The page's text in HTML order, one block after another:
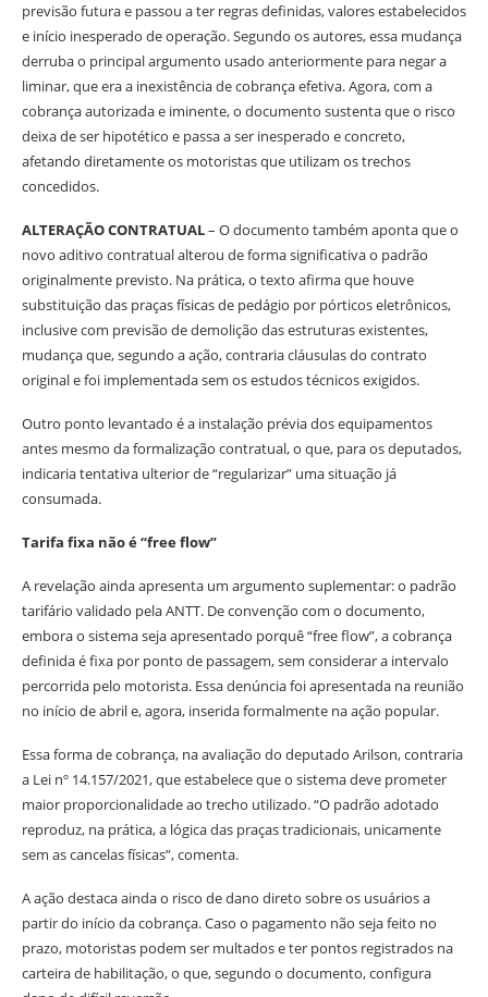
previsão futura e passou a ter regras definidas, valores estabelecidos
e início inesperado de operação. Segundo os autores, essa mudança
derruba o principal argumento usado anteriormente para negar a
liminar, que era a inexistência de cobrança efetiva. Agora, com a
cobrança autorizada e iminente, o documento sustenta que o risco
deixa de ser hipotético e passa a ser inesperado e concreto,
afetando diretamente os motoristas que utilizam os trechos
concedidos.
ALTERAÇÃO CONTRATUAL– O documento também aponta que o
novo aditivo contratual alterou de forma significativa o padrão
originalmente previsto. Na prática, o texto afirma que houve
substituição das praças físicas de pedágio por pórticos eletrônicos,
inclusive com previsão de demolição das estruturas existentes,
mudança que, segundo a ação, contraria cláusulas do contrato
original e foi implementada sem os estudos técnicos exigidos.
Outro ponto levantado é a instalação prévia dos equipamentos
antes mesmo da formalização contratual, o que, para os deputados,
indicaria tentativa ulterior de “regularizar” uma situação já
consumada.
Tarifa fixa não é “free flow”
A revelação ainda apresenta um argumento suplementar: o padrão
tarifário validado pela ANTT. De convenção com o documento,
embora o sistema seja apresentado porquê “free flow”, a cobrança
definida é fixa por ponto de passagem, sem considerar a intervalo
percorrida pelo motorista. Essa denúncia foi apresentada na reunião
no início de abril e, agora, inserida formalmente na ação popular.
Essa forma de cobrança, na avaliação do deputado Arilson, contraria
a Lei nº 14.157/2021, que estabelece que o sistema deve prometer
maior proporcionalidade ao trecho utilizado. “O padrão adotado
reproduz, na prática, a lógica das praças tradicionais, unicamente
sem as cancelas físicas”, comenta.
A ação destaca ainda o risco de dano direto sobre os usuários a
partir do início da cobrança. Caso o pagamento não seja feito no
prazo, motoristas podem ser multados e ter pontos registrados na
carteira de habilitação, o que, segundo o documento, configura